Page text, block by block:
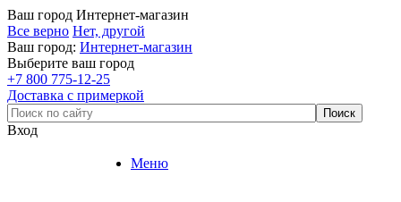
Ваш город Интернет-магазин
Все верно Нет, другой
Ваш город: Интернет-магазин
Выберите ваш город
+7 800 775-12-25
Доставка с примеркой
Вход
Меню